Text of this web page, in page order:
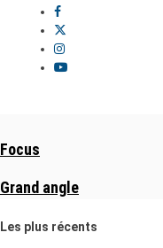
Focus
Grand angle
Les plus récents